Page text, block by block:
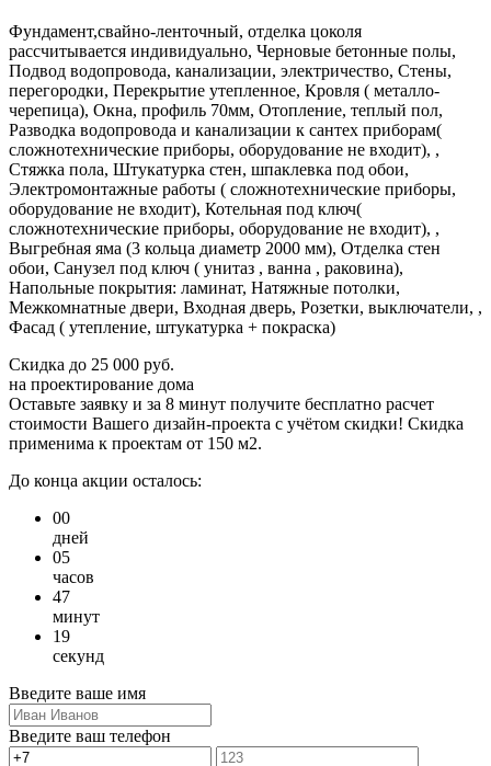
Фундамент,свайно-ленточный, отделка цоколя
рассчитывается индивидуально, Черновые бетонные полы,
Подвод водопровода, канализации, электричество, Стены,
перегородки, Перекрытие утепленное, Кровля ( металло-
черепица), Окна, профиль 70мм, Отопление, теплый пол,
Разводка водопровода и канализации к сантех приборам(
сложнотехнические приборы, оборудование не входит), ,
Стяжка пола, Штукатурка стен, шпаклевка под обои,
Электромонтажные работы ( сложнотехнические приборы,
оборудование не входит), Котельная под ключ(
сложнотехнические приборы, оборудование не входит), ,
Выгребная яма (3 кольца диаметр 2000 мм), Отделка стен
обои, Санузел под ключ ( унитаз , ванна , раковина),
Напольные покрытия: ламинат, Натяжные потолки,
Межкомнатные двери, Входная дверь, Розетки, выключатели, ,
Фасад ( утепление, штукатурка + покраска)
Скидка до 25 000 руб.
на проектирование дома
Оставьте заявку и за 8 минут получите бесплатно расчет
стоимости Вашего дизайн-проекта с учётом скидки! Скидка
применима к проектам от 150 м2.
До конца акции осталось:
00
дней
05
часов
47
минут
19
секунд
Введите ваше имя
Введите ваш телефон